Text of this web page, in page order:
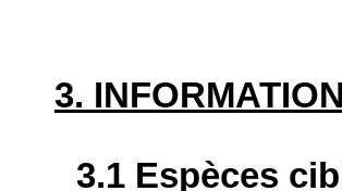
3.
3.1 Espèces